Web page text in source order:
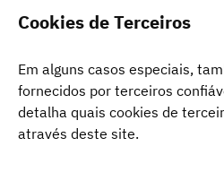
Cookies de Terceiros
Em alguns casos especiais,
fornecidos por terceiros
detalha quais cookies de
através deste site.